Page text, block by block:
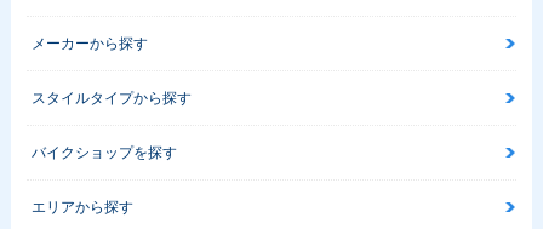
メーカーから探す
スタイルタイプから探す
バイクショップを探す
エリアから探す